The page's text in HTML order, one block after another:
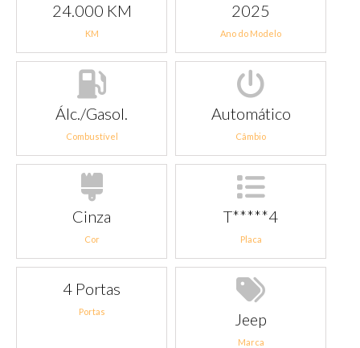
24.000 KM
KM
2025
Ano do Modelo
Álc./Gasol.
Combustível
Automático
Câmbio
Cinza
Cor
T*****4
Placa
4 Portas
Portas Jeep
Marca